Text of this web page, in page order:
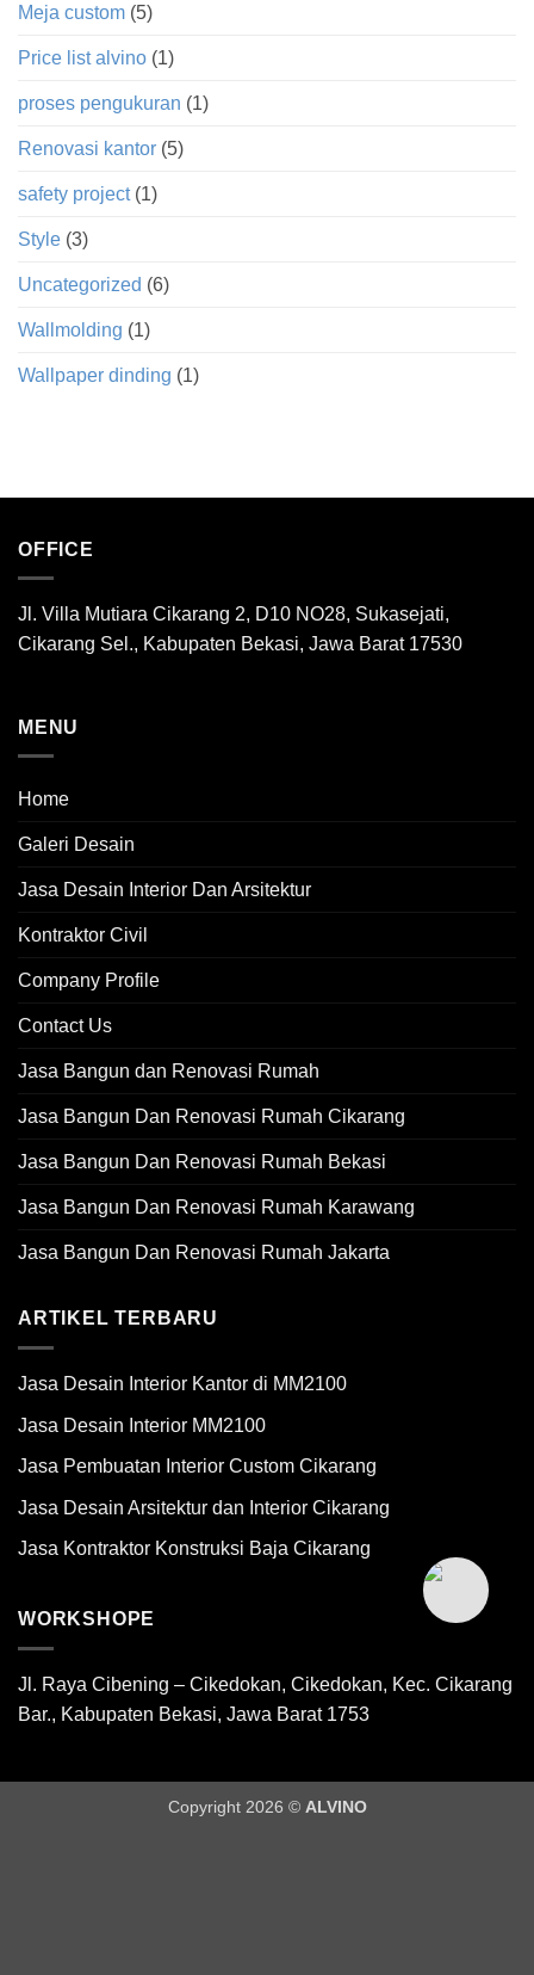
Meja custom (5)
Price list alvino (1)
proses pengukuran (1)
Renovasi kantor (5)
safety project(1)
Style (3)
Uncategorized (6)
Wallmolding (1)
Wallpaper dinding (1)
OFFICE
Jl. Villa Mutiara Cikarang 2, D10 NO28, Sukasejati,
Cikarang Sel., Kabupaten Bekasi, Jawa Barat 17530
MENU
Home
Galeri Desain
Jasa Desain Interior Dan Arsitektur
Kontraktor Civil
Company Profile
Contact Us
Jasa Bangun dan Renovasi Rumah
Jasa Bangun Dan Renovasi Rumah Cikarang
Jasa Bangun Dan Renovasi Rumah Bekasi
Jasa Bangun Dan Renovasi Rumah Karawang
Jasa Bangun Dan Renovasi Rumah Jakarta
ARTIKEL TERBARU
Jasa Desain Interior Kantor di MM2100
Jasa Desain Interior MM2100
Jasa Pembuatan Interior Custom Cikarang
Jasa Desain Arsitektur dan Interior Cikarang
Jasa Kontraktor Konstruksi Baja Cikarang
WORKSHOPE
Jl. Raya Cibening – Cikedokan, Cikedokan, Kec. Cikarang
Bar., Kabupaten Bekasi, Jawa Barat 1753
Copyright 2026 © ALVINO